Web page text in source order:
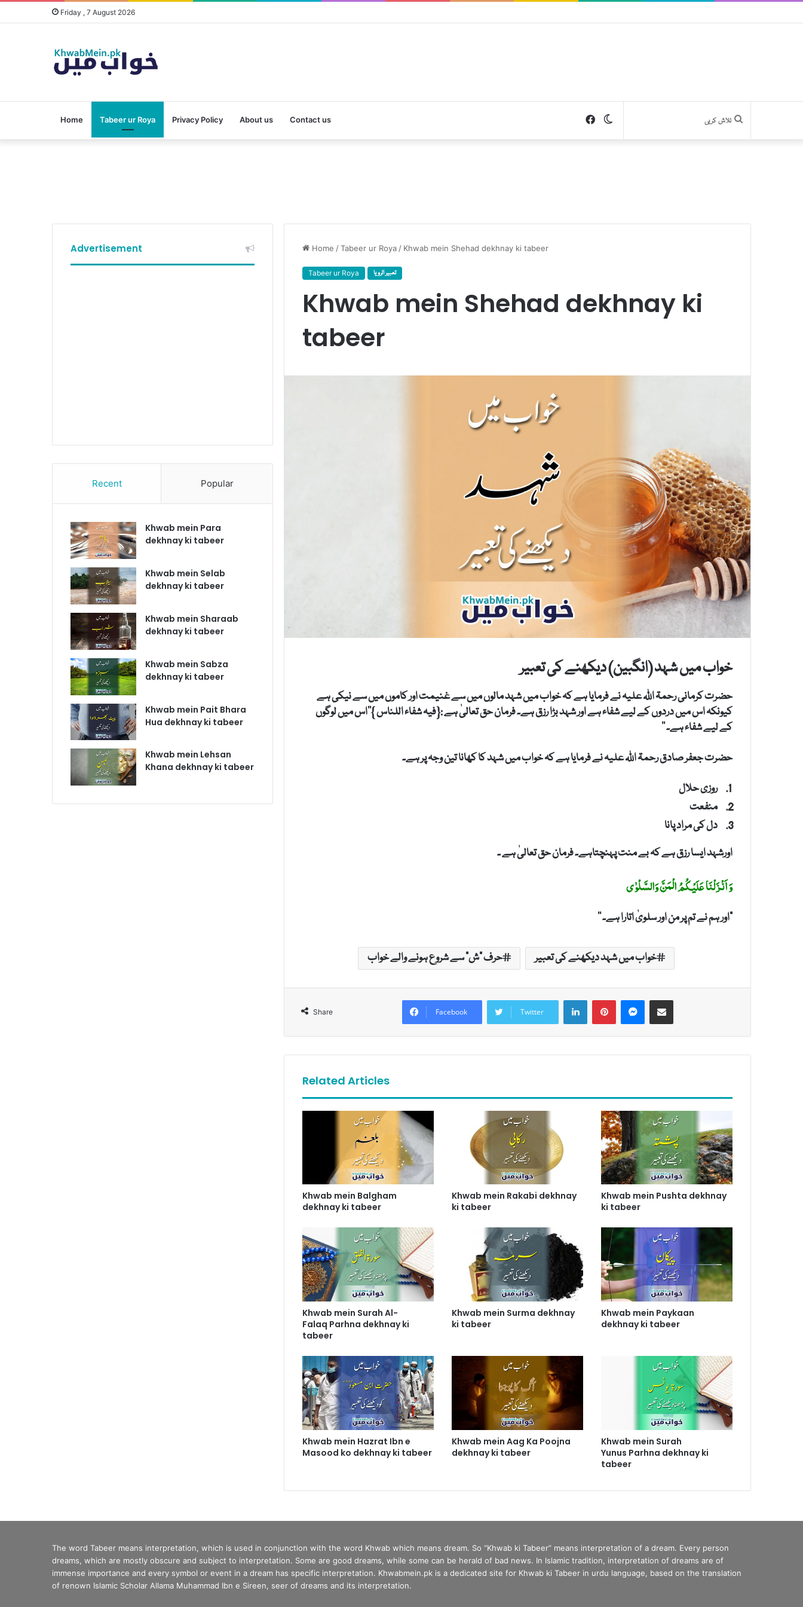
Friday , 7 August 2026
Home Tabeer ur Roya Privacy Policy About us Contact us تلاش Facebook
Home /Tabeer ur Roya / Khwab mein Shehad dekhnay ki tabeer
Tabeer ur Roya تعبیر الرویا
Khwab mein Shehad dekhnay ki
tabeer
خواب میں شہد (انگبین) دیکھنے کی تعبیر
حضرت کرمانی رحمۃ اللہ علیہ نے فرمایا ہے کہ خواب میں شہد مالوں میں سے غنیمت اور کاموں میں سے نیکی ہے
کیونکہ اس میں دردوں کے لیے شفاء ہے اور شہد بڑا رزق ہے۔ فرمان حق تعالیٰ ہے :{فیہ شفاء اللناس }’’اس میں لوگوں
کے لیے شفاء ہے۔ ‘‘
حضرت جعفر صادق رحمۃ اللہ علیہ نے فرمایا ہے کہ خواب میں شہد کا کھانا تین وجہ پر ہے۔
روزی حلال
منفعت
دل کی مراد پانا
اورشہد ایسا رزق ہے کہ بے منت پہنچتاہے۔ فرمان حق تعالیٰ ہے ۔
وَ اَنْزَلْنَا عَلَیْکُمُ الْمَنَّ وَالسَّلْوٰی
”اور ہم نے تم پر من اور سلویٰ اتارا ہے۔ ‘‘
حرف "ش" سے شروع ہونے والے خواب خواب میں شہد دیکھنے کی تعبیر
Share Facebook Twitter
LinkedInPinterestMessenger
Share via Email
Related Articles
Khwab mein Balgham
dekhnay ki tabeer
Khwab mein Rakabi dekhnay
ki tabeer
Khwab mein Pushta dekhnay
ki tabeer
Khwab mein Surah Al-
Falaq Parhna dekhnay ki
tabeer
Khwab mein Surma dekhnay
ki tabeer
Khwab mein Paykaan
dekhnay ki tabeer
Khwab mein Hazrat Ibn e
Masood ko dekhnay ki tabeer
Khwab mein Aag Ka Poojna
dekhnay ki tabeer
Khwab mein Surah
Yunus Parhna dekhnay ki
tabeer
Advertisement
Recent Popular
Khwab mein Para
dekhnay ki tabeer
Khwab mein Selab
dekhnay ki tabeer
Khwab mein Sharaab
dekhnay ki tabeer
Khwab mein Sabza
dekhnay ki tabeer
Khwab mein Pait Bhara
Hua dekhnay ki tabeer
Khwab mein Lehsan
Khana dekhnay ki tabeer
The word Tabeer means interpretation, which is used in conjunction with the word Khwab which means dream. So “Khwab ki Tabeer” means interpretation of a dream. Every person
dreams, which are mostly obscure and subject to interpretation. Some are good dreams, while some can be herald of bad news. In Islamic tradition, interpretation of dreams are of
immense importance and every symbol or event in a dream has specific interpretation. Khwabmein.pk is a dedicated site for Khwab ki Tabeer in urdu language, based on the translation
of renown Islamic Scholar Allama Muhammad Ibn e Sireen, seer of dreams and its interpretation.